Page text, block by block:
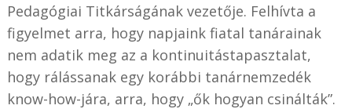
Pedagógiai Titkárságának vezetője. Felhívta a
figyelmet arra, hogy napjaink fiatal tanárainak
nem adatik meg az a kontinuitástapasztalat,
hogy rálássanak egy korábbi tanárnemzedék
know-how-jára, arra, hogy „ők hogyan csinálták”.